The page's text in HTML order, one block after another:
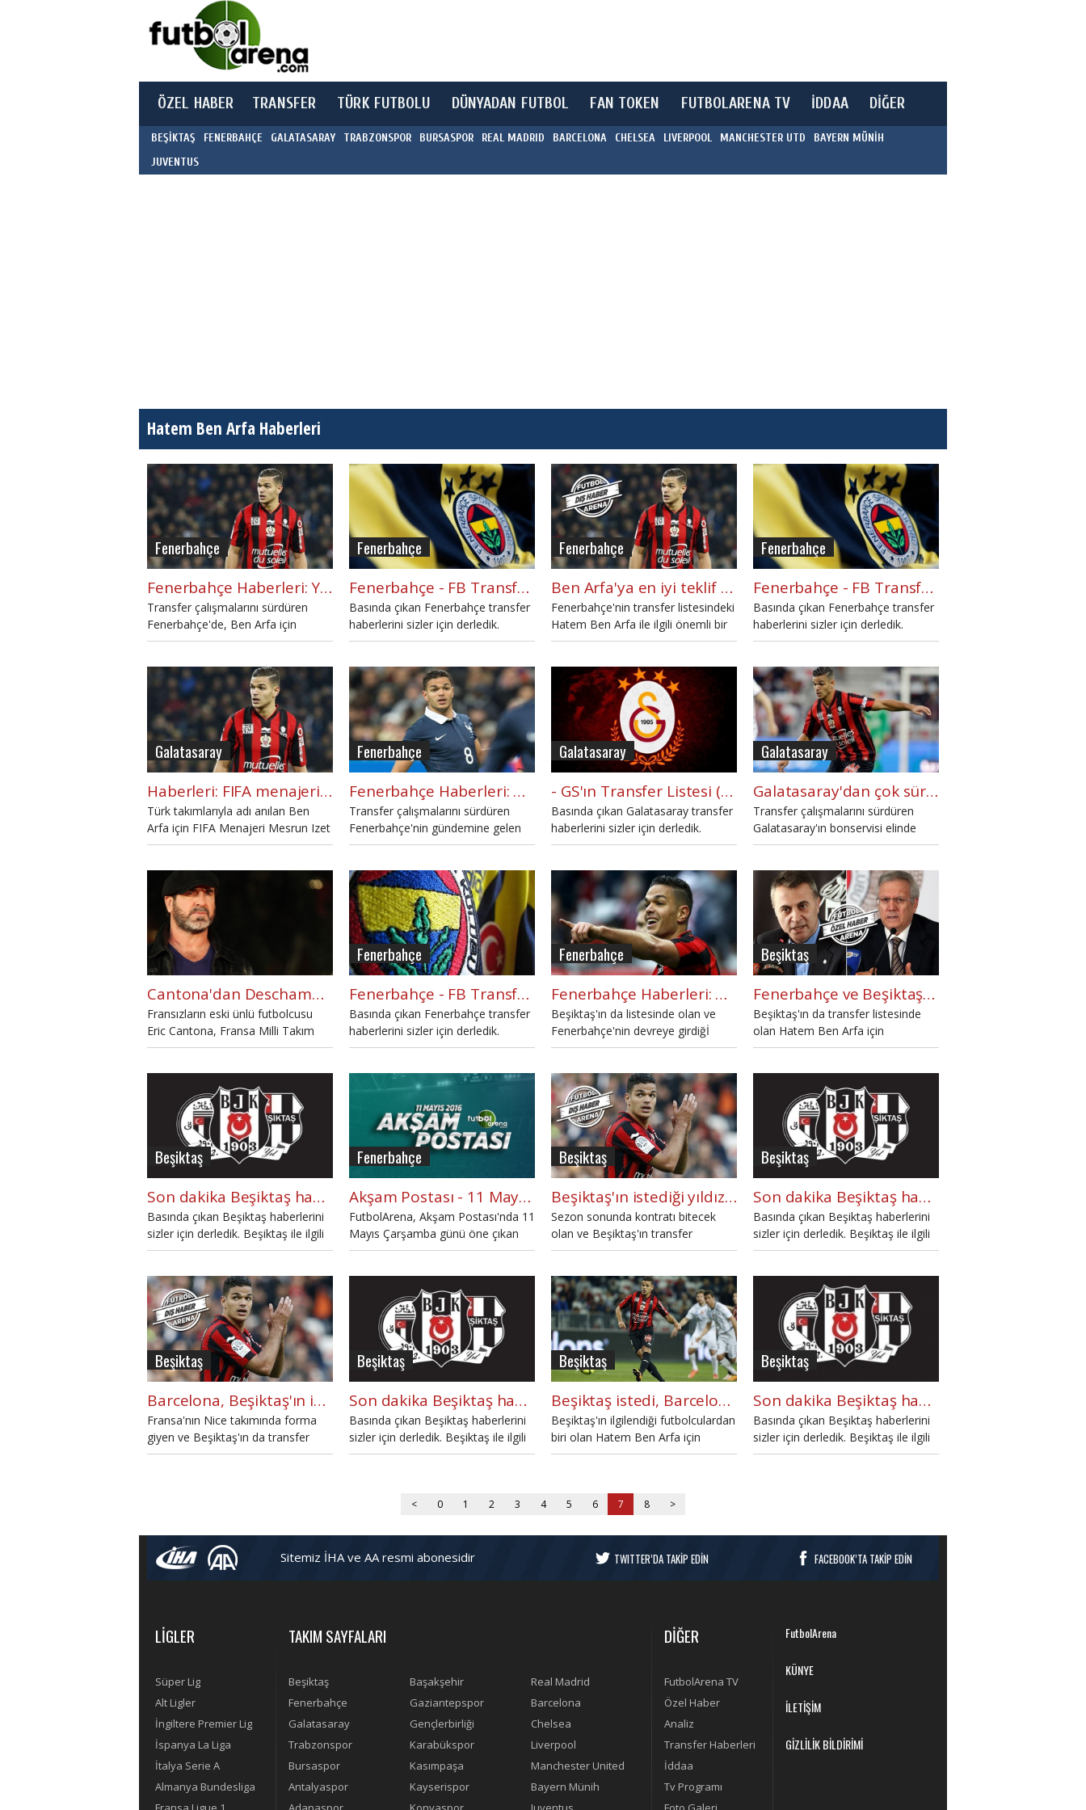
ÖZEL HABER TRANSFER TÜRK FUTBOLU DÜNYADAN FUTBOL FAN TOKEN FUTBOLARENA TV İDDAA DİĞER
BEŞİKTAŞ FENERBAHÇE GALATASARAY TRABZONSPOR BURSASPOR REAL MADRID BARCELONA CHELSEA LIVERPOOL MANCHESTER UTD
BAYERN MÜNİH
JUVENTUS
Hatem Ben Arfa Haberleri
Fenerbahçe
Fenerbahçe Haberleri: Yönetimden Ben Arfa çıkarması
Transfer çalışmalarını sürdüren
Fenerbahçe'de, Ben Arfa için
girişimler başlıyor.
Fenerbahçe
Fenerbahçe - FB Transfer Listesi (8 Haziran 2016 Çarşamba)
Basında çıkan Fenerbahçe transfer
haberlerini sizler için derledik.
Fenerbahçe ile ilgili basında bugün
Fenerbahçe
Ben Arfa'ya en iyi teklif Fenerbahçe'den
Fenerbahçe'nin transfer listesindeki
Hatem Ben Arfa ile ilgili önemli bir
gelişme yaşandı.
Fenerbahçe
Fenerbahçe - FB Transfer Listesi (7 Haziran 2016 Salı)
Basında çıkan Fenerbahçe transfer
haberlerini sizler için derledik.
Fenerbahçe ile ilgili basında bugün
Galatasaray
Haberleri: FIFA menajerinden Ben Arfa açıklaması
Türk takımlarıyla adı anılan Ben
Arfa için FIFA Menajeri Mesrun Izet
önemli açıklamalarda bulundu.
Fenerbahçe
Fenerbahçe Haberleri: Ben Arfa için transfer teklifi
Transfer çalışmalarını sürdüren
Fenerbahçe'nin gündemine gelen
son isim Hatem Ben Arfa oldu.
Galatasaray
- GS'ın Transfer Listesi (31 Mayıs 2016 Salı)
Basında çıkan Galatasaray transfer
haberlerini sizler için derledik.
Galatasaray ile ilgili basında bugün
Galatasaray
Galatasaray'dan çok sürpriz transfer planı
Transfer çalışmalarını sürdüren
Galatasaray'ın bonservisi elinde
olan Hatem Ben Arfa ile ilgilendiği
transfer haberleri burada.
Cantona'dan Deschamps'a şok suçlama!
Fransızların eski ünlü futbolcusu
Eric Cantona, Fransa Milli Takım
Teknik Direktörü Deschamps'ı
Fenerbahçe
Fenerbahçe - FB Transfer Listesi (29 Mayıs 2016)
Basında çıkan Fenerbahçe transfer
haberlerini sizler için derledik.
Fenerbahçe ile ilgili basında bugün
Fenerbahçe
Fenerbahçe Haberleri: Aziz Yıldırım'ın Ben Arfa transfer planına UEFA engeli
Beşiktaş'ın da listesinde olan ve
Fenerbahçe'nin devreye girdiğİ
Hatem Ben Arfa'da sarı lacivertli
Beşiktaş
Fenerbahçe ve Beşiktaş arasında transfer savaşı
Beşiktaş'ın da transfer listesinde
olan Hatem Ben Arfa için
Fenerbahçe devreye girdi.
Beşiktaş
Son dakika Beşiktaş haberleri - Bugünkü Beşiktaş gelişmeleri - BJK (11 Mayıs 2016 Çarşamba)
Basında çıkan Beşiktaş haberlerini
sizler için derledik. Beşiktaş ile ilgili
basında bugün neler yazıldı?
Fenerbahçe
Akşam Postası - 11 Mayıs Çarşamba
FutbolArena, Akşam Postası'nda 11
Mayıs Çarşamba günü öne çıkan
gelişmeleri sizler için derledi.
Beşiktaş
Beşiktaş'ın istediği yıldız futbolcu konuştu
Sezon sonunda kontratı bitecek
olan ve Beşiktaş'ın transfer
listesindeki Hatem Ben Arfa
Beşiktaş
Son dakika Beşiktaş haberleri - Bugünkü Beşiktaş gelişmeleri - BJK (9 Mayıs 2016 Pazartesi)
Basında çıkan Beşiktaş haberlerini
sizler için derledik. Beşiktaş ile ilgili
basında bugün neler yazıldı?
Beşiktaş
Barcelona, Beşiktaş'ın istediği yıldızı kapıyor
Fransa'nın Nice takımında forma
giyen ve Beşiktaş'ın da transfer
listesindeki Hatem Ben Arfa,
Beşiktaş
Son dakika Beşiktaş haberleri - Bugünkü Beşiktaş gelişmeleri - BJK (7 Mayıs 2016 Cumartesi)
Basında çıkan Beşiktaş haberlerini
sizler için derledik. Beşiktaş ile ilgili
basında bugün neler yazıldı?
Beşiktaş
Beşiktaş istedi, Barcelona alıyor
Beşiktaş'ın ilgilendiği futbolculardan
biri olan Hatem Ben Arfa için
Barcelona'nın devreye girdiği iddia
Beşiktaş
Son dakika Beşiktaş haberleri - Bugünkü Beşiktaş gelişmeleri - BJK (20 Nisan 2016 Çarşamba)
Basında çıkan Beşiktaş haberlerini
sizler için derledik. Beşiktaş ile ilgili
basında bugün neler yazıldı?
< 0 1 2 3 4 5 6 7 8 >
Sitemiz İHA ve AA resmi abonesidir TWITTER’DA TAKİP EDİN FACEBOOK’TA TAKİP EDİN
LİGLER
Süper Lig
Alt Ligler
İngiltere Premier Lig
İspanya La Liga
İtalya Serie A
Almanya Bundesliga
TAKIM SAYFALARI
Beşiktaş Başakşehir
Real Madrid
Fenerbahçe
Gaziantepspor
Barcelona
Galatasaray
Gençlerbirliği
Chelsea
Trabzonspor
Karabükspor
Liverpool
Bursaspor
Kasımpaşa
Manchester United
Antalyaspor
Kayserispor
Bayern Münih
DİĞER
FutbolArena TV
Özel Haber
Analiz
Transfer Haberleri
İddaa
Tv Programı
FutbolArena
KÜNYE
İLETİŞİM
GİZLİLİK BİLDİRİMİ